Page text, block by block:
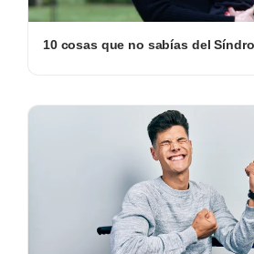
10 cosas que no sabías del